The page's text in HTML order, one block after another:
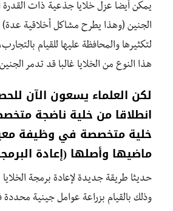
يمكن أيضا عزل خلايا جذعية ذات القدرة
الجنين (وهذا يطرح مشاكل أخلاقية عدة)
لتكثيرها والمحافظة عليها للقيام
هذا النوع من الخلايا غالبا قد تدمر
لكن العلماء يسعون الآن
انطلاقا من خلية ناضجة
خلية متخصصة في وظيفة
ماضيها وأصلها (إعادة
حديثا طريقة جديدة لإعادة برمجة
وذلك بالقيام بزراعة عوامل جينية